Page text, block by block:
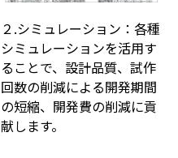
２.シミュレーション：各種
シミュレーションを活用す
ることで、設計品質、試作
回数の削減による開発期間
の短縮、開発費の削減に貢
献します。